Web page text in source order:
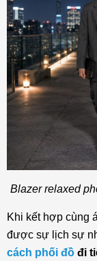
Blazer relaxed
Khi kết hợp cùng
được sự lịch sự
cách phối đồ đi